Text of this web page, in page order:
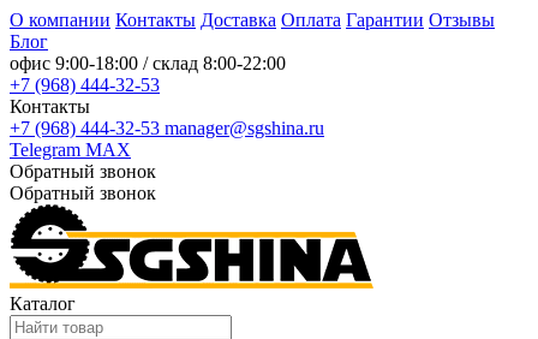
О компании Контакты Доставка Оплата Гарантии Отзывы
Блог
офис 9:00-18:00 / склад 8:00-22:00
+7 (968) 444-32-53
Контакты
+7 (968) 444-32-53 manager@sgshina.ru
Telegram MAX
Обратный звонок
Обратный звонок
Каталог